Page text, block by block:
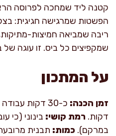
קטנה ליד שמחכה לפרוסה
הפשטות שמרגישה חגיגית:
ריבה שמביאה חמיצות-מתיקות,
שמקפיצים כל ביס. זו עוגה
על המתכון
זמן הכנה: כ-30 דקות עבודה נטו.
דקות. רמת קושי: בינוני (כי
במרקם). כמות: